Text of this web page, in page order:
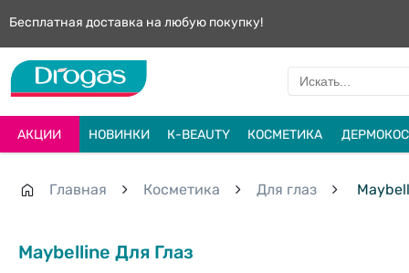
Бесплатная доставка на любую покупку!
АКЦИИ НОВИНКИ К-BEAUTY КОСМЕТИКА
Главная Косметика Для глаз
Maybelline Для Глаз